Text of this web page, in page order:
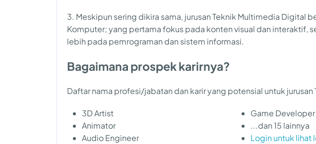
3. Meskipun sering dikira sama, jurusan Teknik Multimedia Digital
Komputer; yang pertama fokus pada konten visual dan interaktif,
lebih pada pemrograman dan sistem informasi.
Bagaimana prospek karirnya?
Daftar nama profesi/jabatan dan karir yang potensial untuk
3D Artist
Animator
Audio Engineer
Game Developer
...dan 15 lainnya
Login untuk lihat